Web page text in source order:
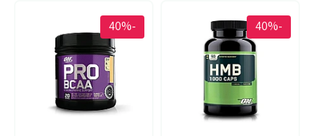
-40%
-40%